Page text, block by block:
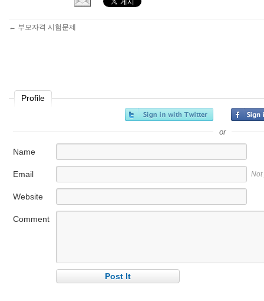
← 부모자격 시험문제
Profile
or
Name
Email Not
Website
Comment